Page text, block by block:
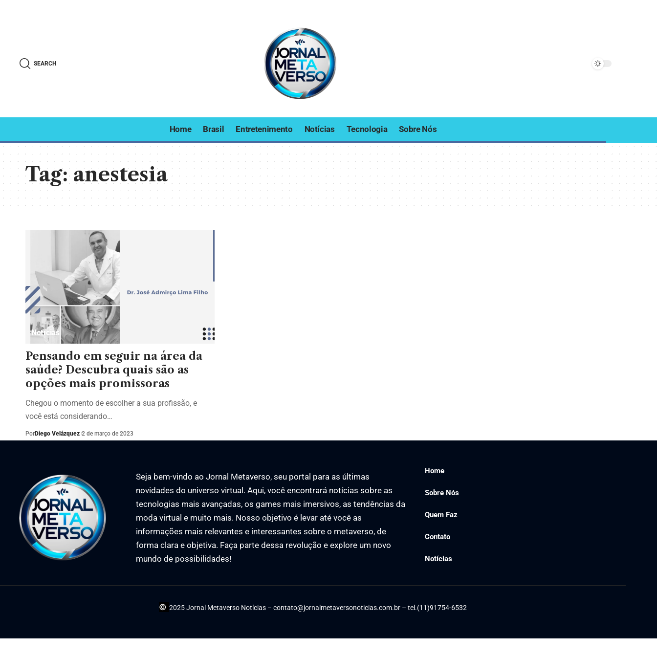
SEARCH
Home Brasil Entretenimento Notícias Tecnologia Sobre Nós
Tag:anestesia
Notícias
Pensando em seguir na área da
saúde? Descubra quais são as
opções mais promissoras
Chegou o momento de escolher a sua profissão, e
você está considerando…
PorDiego Velázquez 2 de março de 2023
Seja bem-vindo ao Jornal Metaverso, seu portal para as últimas
novidades do universo virtual. Aqui, você encontrará notícias sobre as
tecnologias mais avançadas, os games mais imersivos, as tendências da
moda virtual e muito mais. Nosso objetivo é levar até você as
informações mais relevantes e interessantes sobre o metaverso, de
forma clara e objetiva. Faça parte dessa revolução e explore um novo
mundo de possibilidades!
Home
Sobre Nós
Quem Faz
Contato
Notícias
© 2025 Jornal Metaverso Notícias – contato@jornalmetaversonoticias.com.br – tel.(11)91754-6532